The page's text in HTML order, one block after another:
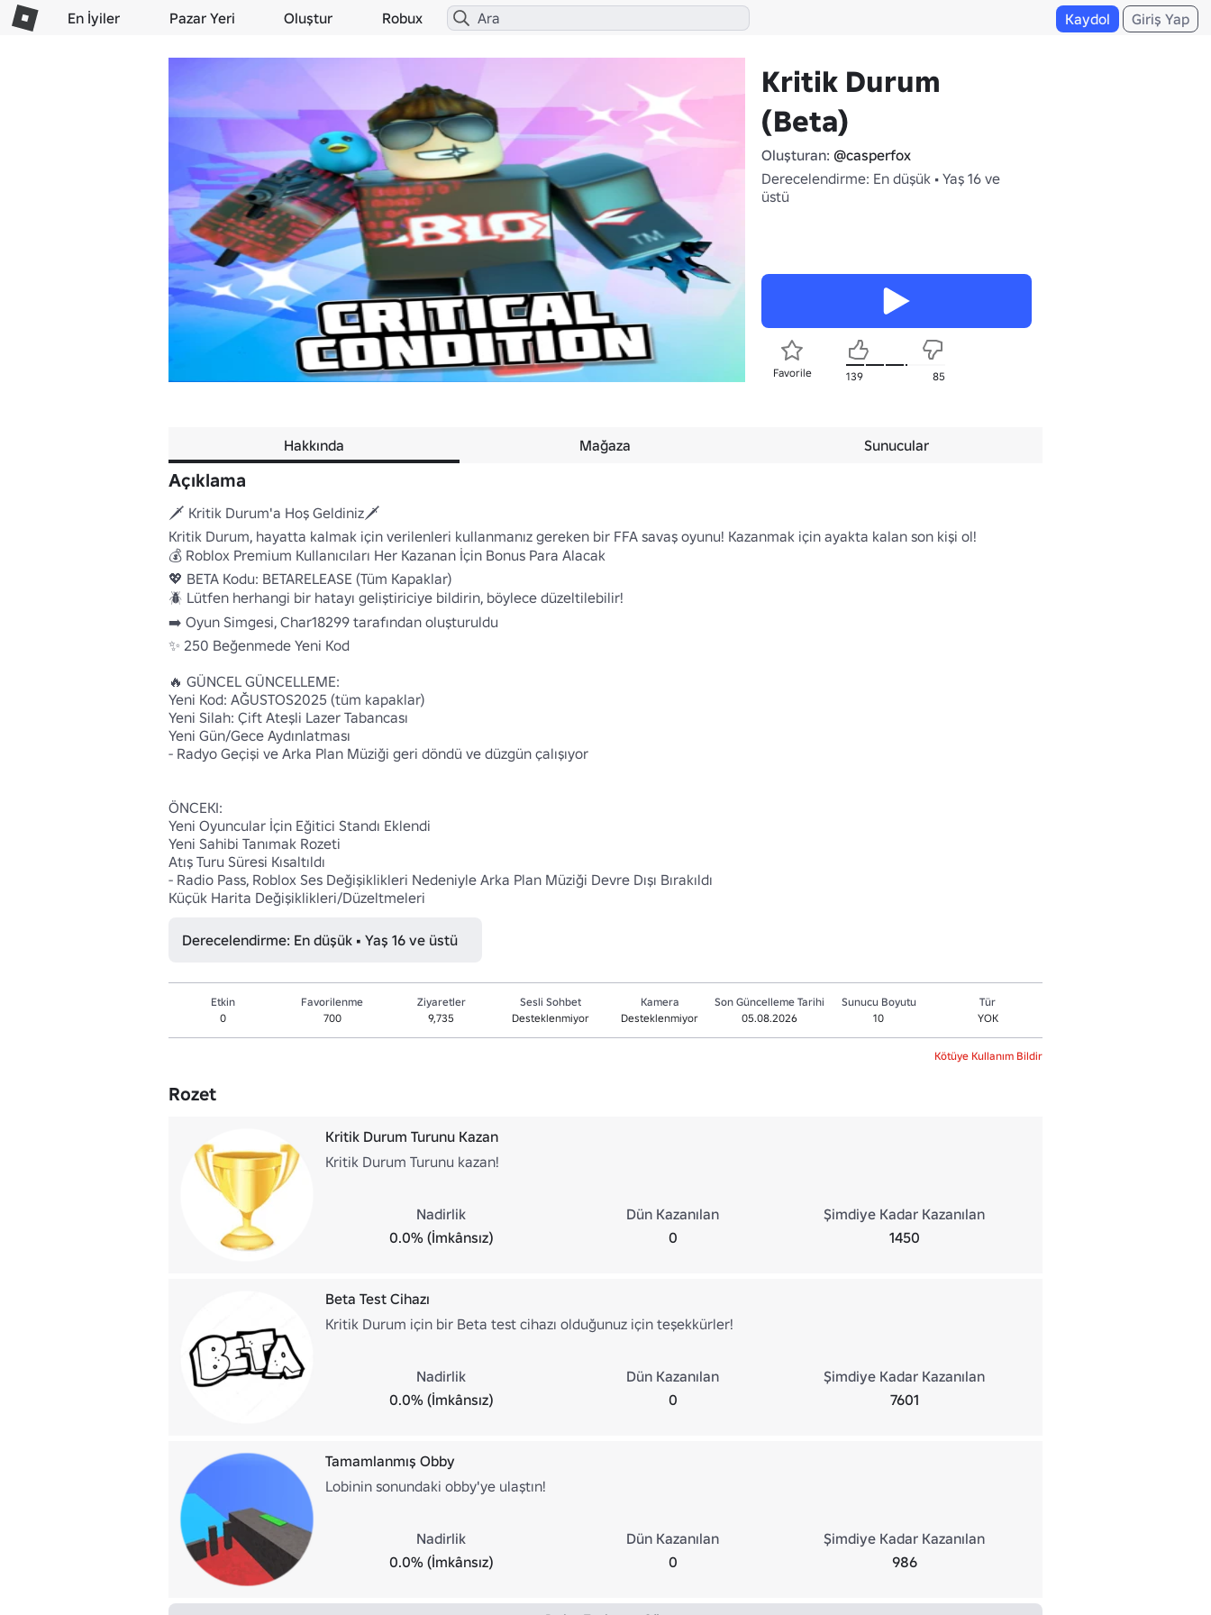
En İyiler Pazar Yeri Oluştur Robux Kaydol Giriş Yap
Kritik Durum
(Beta)
Oluşturan: @casperfox
Derecelendirme: En düşük • Yaş 16 ve
üstü
Favorile 139 85
Hakkında Mağaza Sunucular
Açıklama
🗡️ Kritik Durum'a Hoş Geldiniz🗡️
Kritik Durum, hayatta kalmak için verilenleri kullanmanız gereken bir FFA savaş oyunu! Kazanmak için ayakta kalan son kişi ol!
💰 Roblox Premium Kullanıcıları Her Kazanan İçin Bonus Para Alacak
💖 BETA Kodu: BETARELEASE (Tüm Kapaklar)
🪲 Lütfen herhangi bir hatayı geliştiriciye bildirin, böylece düzeltilebilir!
➡️ Oyun Simgesi, Char18299 tarafından oluşturuldu
✨ 250 Beğenmede Yeni Kod
🔥 GÜNCEL GÜNCELLEME:
Yeni Kod: AĞUSTOS2025 (tüm kapaklar)
Yeni Silah: Çift Ateşli Lazer Tabancası
Yeni Gün/Gece Aydınlatması
- Radyo Geçişi ve Arka Plan Müziği geri döndü ve düzgün çalışıyor
ÖNCEKI:
Yeni Oyuncular İçin Eğitici Standı Eklendi
Yeni Sahibi Tanımak Rozeti
Atış Turu Süresi Kısaltıldı
- Radio Pass, Roblox Ses Değişiklikleri Nedeniyle Arka Plan Müziği Devre Dışı Bırakıldı
Küçük Harita Değişiklikleri/Düzeltmeleri
Derecelendirme: En düşük • Yaş 16 ve üstü
Etkin
0
Favorilenme
700
Ziyaretler
9,735
Sesli Sohbet
Desteklenmiyor
Kamera
Desteklenmiyor
Son Güncelleme Tarihi
05.08.2026
Sunucu Boyutu
10
Tür
YOK
Kötüye Kullanım Bildir
Rozet
Kritik Durum Turunu Kazan
Kritik Durum Turunu kazan!
Nadirlik
0.0% (İmkânsız)
Dün Kazanılan
0
Şimdiye Kadar Kazanılan
1450
Beta Test Cihazı
Kritik Durum için bir Beta test cihazı olduğunuz için teşekkürler!
Nadirlik
0.0% (İmkânsız)
Dün Kazanılan
0
Şimdiye Kadar Kazanılan
7601
Tamamlanmış Obby
Lobinin sonundaki obby'ye ulaştın!
Nadirlik
0.0% (İmkânsız)
Dün Kazanılan
0
Şimdiye Kadar Kazanılan
986